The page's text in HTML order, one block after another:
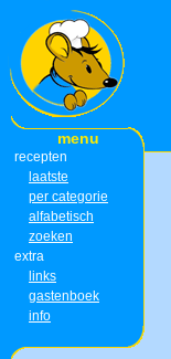
menu
recepten
laatste
per categorie
alfabetisch
zoeken
extra
links
gastenboek
info